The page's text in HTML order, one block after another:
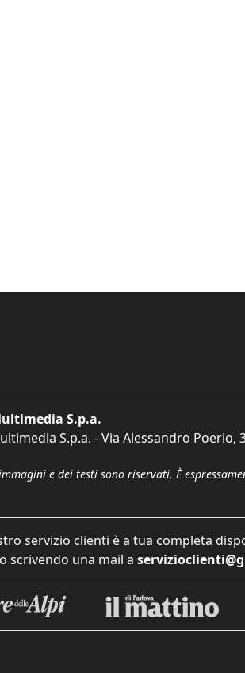
S.p.a.
S.p.a. - Via Alessandro Poerio,
e dei testi sono riservati. È
servizio clienti è a tua completa
o scrivendo una mail a